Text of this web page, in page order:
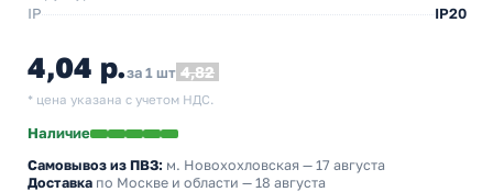
IP
IP20
4,04 р.за 1 шт 4,82
* цена указана с учетом НДС.
Наличие
Самовывоз из ПВЗ: м. Новохохловская — 17 августа
Доставка по Москве и области — 18 августа